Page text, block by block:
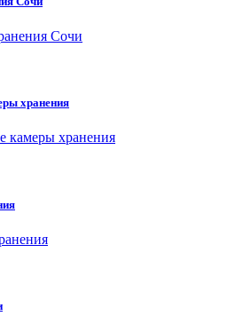
хранения